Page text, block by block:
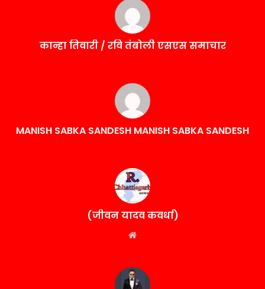
कान्हा तिवारी / रवि तंबोली एसएस समाचार
MANISH SABKA SANDESH MANISH SABKA SANDESH
(जीवन यादव कवर्धा)